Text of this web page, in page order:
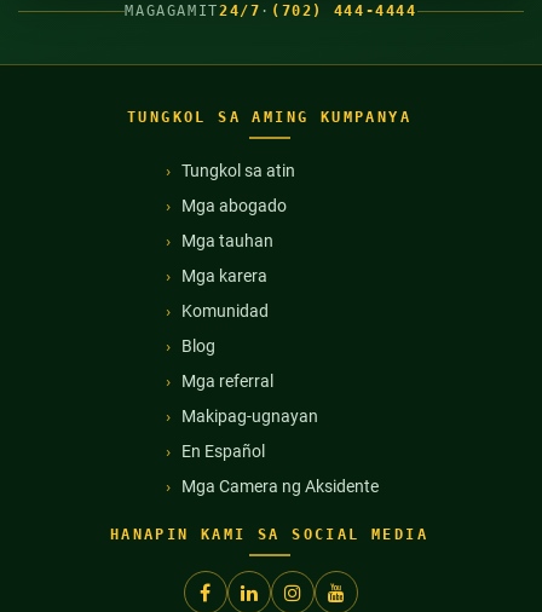
MAGAGAMIT24/7 · (702) 444-4444
TUNGKOL SA AMING KUMPANYA
Tungkol sa atin
Mga abogado
Mga tauhan
Mga karera
Komunidad
Blog
Mga referral
Makipag-ugnayan
En Español
Mga Camera ng Aksidente
HANAPIN KAMI SA SOCIAL MEDIA